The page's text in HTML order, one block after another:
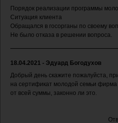
Порядок реализации программы
Ситуация клиента
Обращался в госорганы по своему
Не было отказа в решении вопроса.
18.04.2021 - Эдуард Богодухов
Добрый день скажите пожалуйста,
на сертификат молодой семьи
от всей суммы, законно ли это.